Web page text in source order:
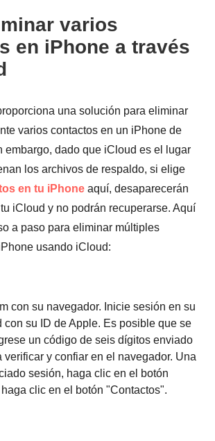
varios
en iPhone a través
una solución para eliminar
varios contactos en un iPhone de
embargo, dado que iCloud es el lugar
los archivos de respaldo, si elige
en tu iPhone aquí, desaparecerán
iCloud y no podrán recuperarse. Aquí
a paso para eliminar múltiples
usando iCloud:
con su navegador. Inicie sesión en su
con su ID de Apple. Es posible que se
un código de seis dígitos enviado
verificar y confiar en el navegador. Una
sesión, haga clic en el botón
clic en el botón "Contactos".